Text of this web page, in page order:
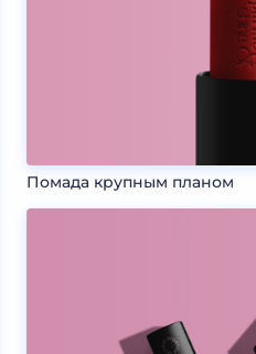
Помада крупным планом